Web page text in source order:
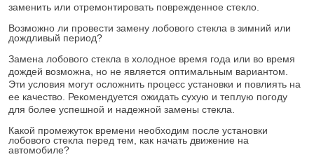
заменить или отремонтировать поврежденное стекло.
Возможно ли провести замену лобового стекла в зимний или
дождливый период?
Замена лобового стекла в холодное время года или во время
дождей возможна, но не является оптимальным вариантом.
Эти условия могут осложнить процесс установки и повлиять на
ее качество. Рекомендуется ожидать сухую и теплую погоду
для более успешной и надежной замены стекла.
Какой промежуток времени необходим после установки
лобового стекла перед тем, как начать движение на
автомобиле?